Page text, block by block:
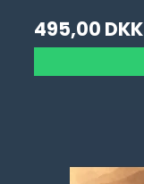
495,00 DKK